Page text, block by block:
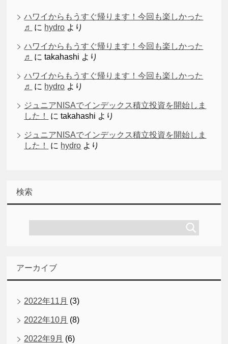
ハワイからもうすぐ帰ります！今回も楽しかった
♬
に hydro より
ハワイからもうすぐ帰ります！今回も楽しかった
♬
にtakahashi より
ハワイからもうすぐ帰ります！今回も楽しかった
♬
に hydro より
ジュニアNISAでインデックス積立投資を開始しま
した！
にtakahashi より
ジュニアNISAでインデックス積立投資を開始しま
した！
に hydro より
検索
アーカイブ
2022年11月 (3)
2022年10月 (8)
2022年9月 (6)